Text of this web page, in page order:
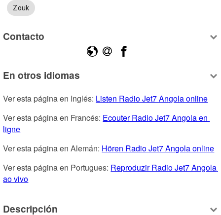
Zouk
Contacto
En otros idiomas
Ver esta página en Inglés: Listen Radio Jet7 Angola online
Ver esta página en Francés: Ecouter Radio Jet7 Angola en
ligne
Ver esta página en Alemán: Hören Radio Jet7 Angola online
Ver esta página en Portugues: Reproduzir Radio Jet7 Angola
ao vivo
Descripción